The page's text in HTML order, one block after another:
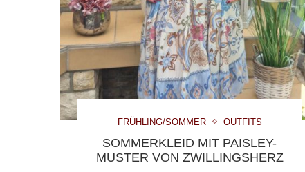
FRÜHLING/SOMMER OUTFITS
SOMMERKLEID MIT PAISLEY-
MUSTER VON ZWILLINGSHERZ